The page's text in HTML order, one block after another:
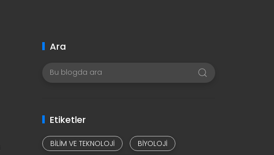
Ara
Etiketler
BILIM VE TEKNOLOJI
BIYOLOJI